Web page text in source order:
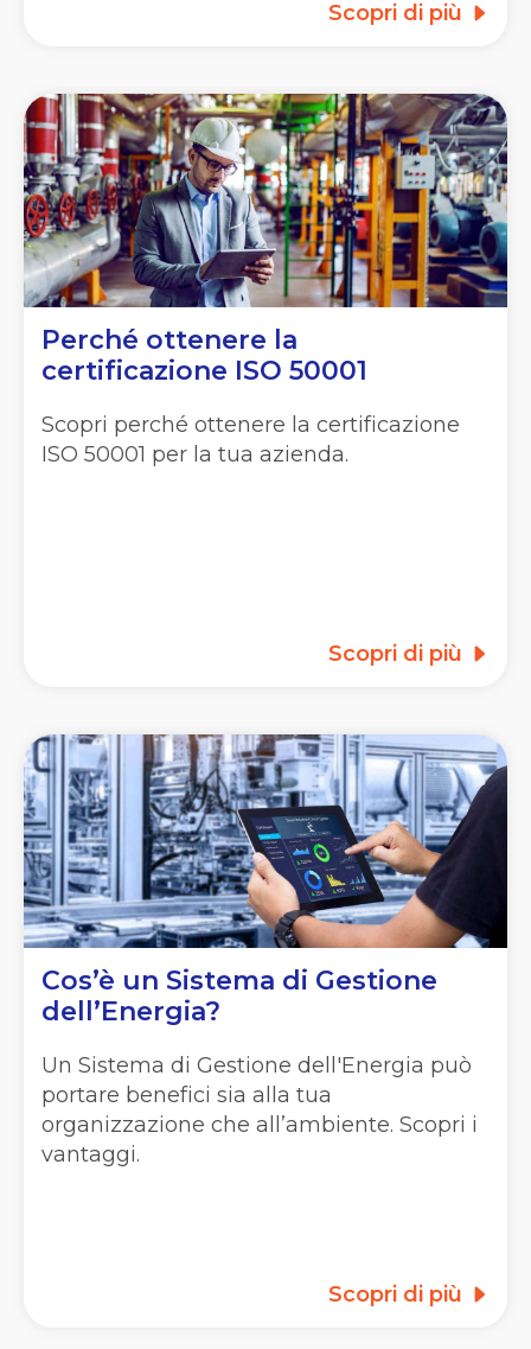
Scopri di più
Perché ottenere la
certificazione ISO 50001
Scopri perché ottenere la certificazione
ISO 50001 per la tua azienda.
Scopri di più
Cos’è un Sistema di Gestione
dell’Energia?
Un Sistema di Gestione dell'Energia può
portare benefici sia alla tua
organizzazione che all’ambiente. Scopri i
vantaggi.
Scopri di più